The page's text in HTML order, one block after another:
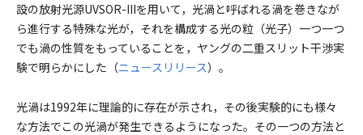
設の放射光源UVSOR-IIIを用いて，光渦と呼ばれる渦を巻きなが
ら進行する特殊な光が，それを構成する光の粒（光子）一つ一つ
でも渦の性質をもっていることを，ヤングの二重スリット干渉実
験で明らかにした（ニュースリリース）。
光渦は1992年に理論的に存在が示され，その後実験的にも様々
な方法でこの光渦が発生できるようになった。その一つの方法と